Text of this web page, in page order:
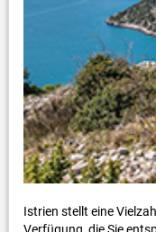
Istrien stellt eine